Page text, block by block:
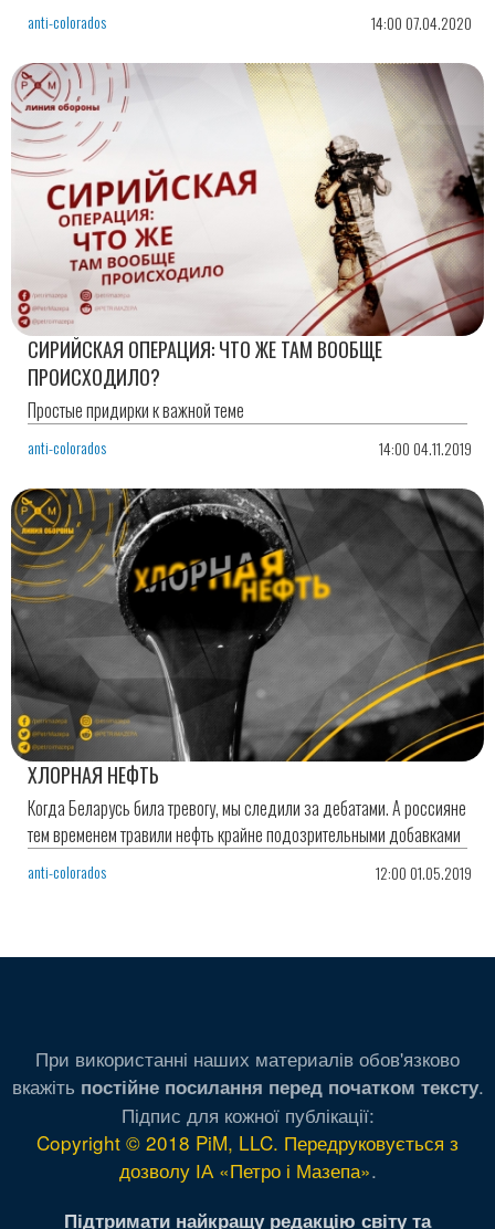
anti-colorados 14:00 07.04.2020
СИРИЙСКАЯ ОПЕРАЦИЯ: ЧТО ЖЕ ТАМ ВООБЩЕ
ПРОИСХОДИЛО?
Простые придирки к важной теме
anti-colorados 14:00 04.11.2019
ХЛОРНАЯ НЕФТЬ
Когда Беларусь била тревогу, мы следили за дебатами. А россияне
тем временем травили нефть крайне подозрительными добавками
anti-colorados 12:00 01.05.2019
При використанні наших материалів обов'язково
вкажіть постійне посилання перед початком тексту.
Підпис для кожної публікації:
Copyright © 2018 PiM, LLC. Передруковується з
дозволу ІА «Петро і Мазепа».
Підтримати найкращу редакцію світу та